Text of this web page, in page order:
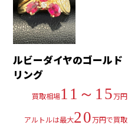
ルビーダイヤのゴールド
リング
買取相場11～15万円
アルトルは最大20万円で買取